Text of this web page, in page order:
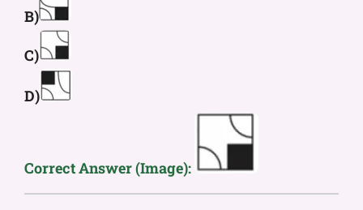
B)
C)
D)
Correct Answer (Image):